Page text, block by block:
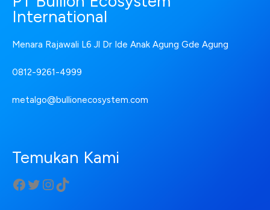
International
Menara Rajawali L6 Jl Dr Ide Anak Agung Gde Agung
0812-9261-4999
metalgo@bullionecosystem.com
Temukan Kami